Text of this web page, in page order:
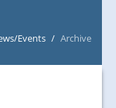
NEWS/EVENTS
Events / Archive